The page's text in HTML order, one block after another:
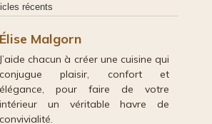
récents
Élise Malgorn
J’aide chacun à créer une cuisine qui
conjugue plaisir, confort et
élégance, pour faire de votre
intérieur un véritable havre de
convivialité.